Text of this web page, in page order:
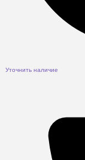
Уточнить наличие